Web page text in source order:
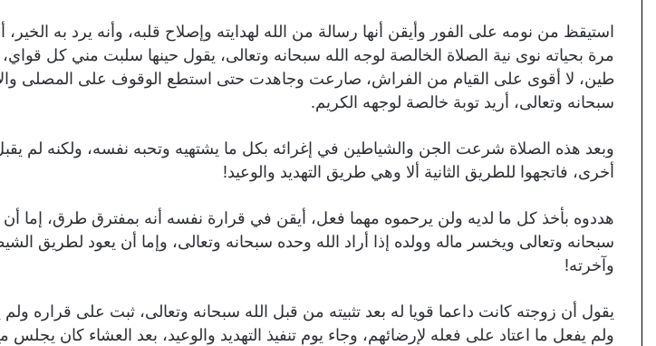
استيقظ من نومه على الفور وأيقن أنها رسالة من الله لهدايته وإصلاح قلبه، وأنه يرد به
مرة بحياته نوى نية الصلاة الخالصة لوجه الله سبحانه وتعالى، يقول حينها سلبت مني كل
طين، لا أقوى على القيام من الفراش، صارعت وجاهدت حتى استطع الوقوف على المصلى
سبحانه وتعالى، أريد توبة خالصة لوجهه الكريم.
وبعد هذه الصلاة شرعت الجن والشياطين في إغرائه بكل ما يشتهيه وتحبه نفسه، ولكنه لم
أخرى، فاتجهوا للطريق الثانية ألا وهي طريق التهديد والوعيد!
هددوه بأخذ كل ما لديه ولن يرحموه مهما فعل، أيقن في قرارة نفسه أنه بمفترق طرق، إما أن
سبحانه وتعالى ويخسر ماله وولده إذا أراد الله وحده سبحانه وتعالى، وإما أن يعود لطريق
وآخرته!
يقول أن زوجته كانت داعما قويا له بعد تثبيته من قبل الله سبحانه وتعالى، ثبت على قراره ولم
ولم يفعل ما اعتاد على فعله لإرضائهم، وجاء يوم تنفيذ التهديد والوعيد، بعد العشاء كان يجلس